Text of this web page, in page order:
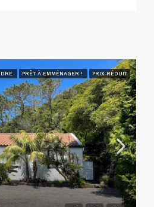
PRÊT À EMMÉNAGER ! PRIX RÉDUIT